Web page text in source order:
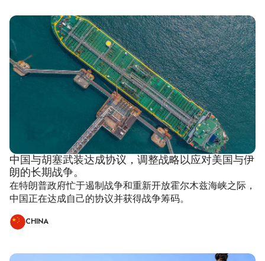
中国与胡塞武装达成协议，调整战略以应对美国与伊
朗的长期战争。
在特朗普政府忙于遏制战争和重新开放霍尔木兹海峡之际，
中国正在达成自己的协议并获得战争筹码。
CHINA